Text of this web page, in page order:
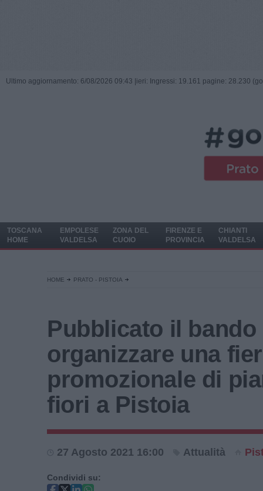
Ultimo aggiornamento: 6/08/2026 09:43 | ieri: Ingressi: 19.161 pagine: 28.230
TOSCANA
HOME
EMPOLESE
VALDELSA
ZONA DEL
CUOIO
FIRENZE E
PROVINCIA
CHIANTI
VALDELSA
HOME PRATO - PISTOIA
Pubblicato il bando
organizzare una
promozionale di
fiori a Pistoia
27 Agosto 2021 16:00 Attualità
Condividi su: